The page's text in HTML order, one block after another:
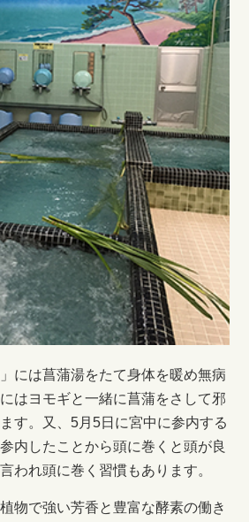
には菖蒲湯をたて身体を暖め無病
はヨモギと一緒に菖蒲をさして邪
す。又、5月5日に宮中に参内する
内したことから頭に巻くと頭が良
われ頭に巻く習慣もあります。
物で強い芳香と豊富な酵素の働き